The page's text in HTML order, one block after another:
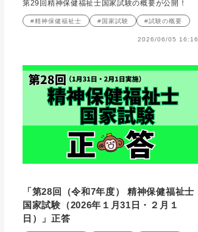
第29回精神保健福祉士国家試験の概要が公開！
#精神保健福祉士 #国家試験 #試験の概要
2026/06/05 16:16
「第28回（令和7年度） 精神保健福祉士
国家試験（2026年１月31日・２月１
日）」正答